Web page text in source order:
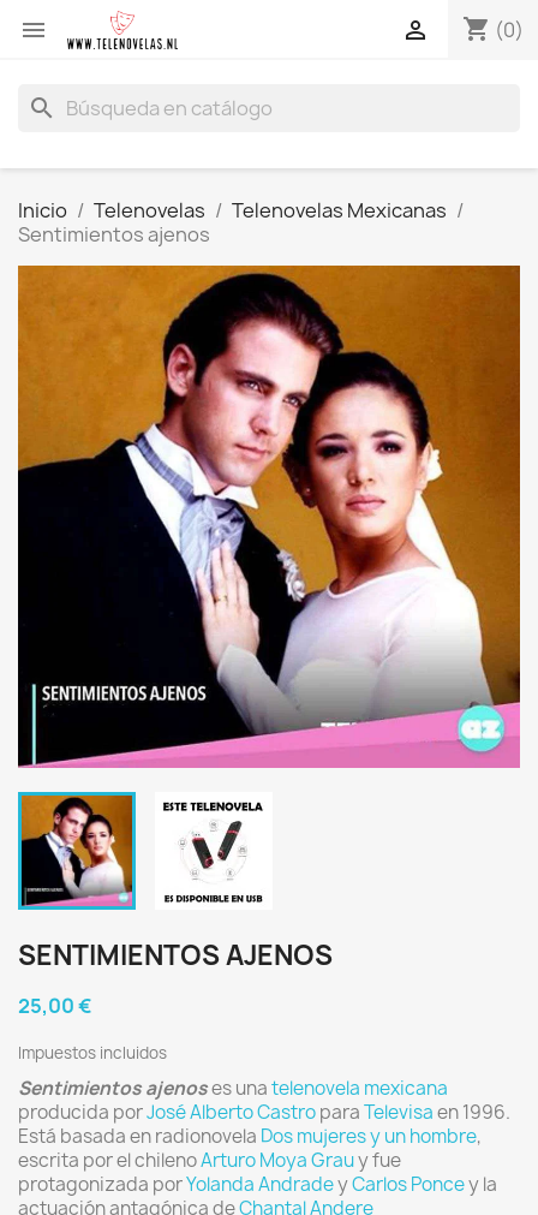
 shopping_cart (0)

search
Inicio Telenovelas
Telenovelas Mexicanas
Sentimientos ajenos
SENTIMIENTOS AJENOS
25,00 €
Impuestos incluidos
Sentimientos ajenoses unatelenovela mexicana
producida porJosé Alberto CastroparaTelevisaen 1996.
Está basada en radionovela Dos mujeres y un hombre,
escrita por el chilenoArturo Moya Grauy fue
protagonizada porYolanda AndradeyCarlos Poncey la
actuación antagónica deChantal Andere